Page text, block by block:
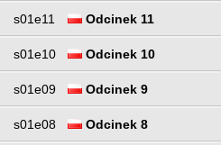
s01e11 Odcinek 11
s01e10 Odcinek 10
s01e09 Odcinek 9
s01e08 Odcinek 8